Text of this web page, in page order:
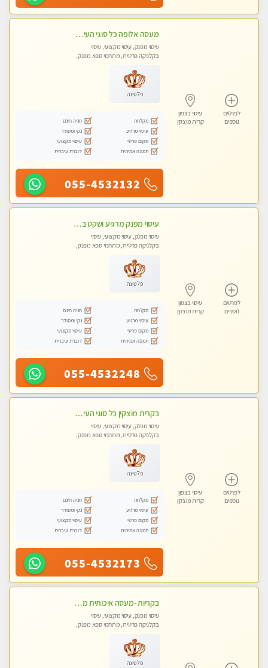
לפרטים
נוספים
עיסוי בצפון
קרית מוצקין
מעסה אלופה כל סוגי העיסויים מעסה מקצועית ואיכותית פרטי!!!
עיסוי מפנק, עיסוי מקצועי, עיסוי
בקלניקה פרטית, מתחמי ספא מפנק,
פלטינה
מקלחת
חניה חינם
עיסוי מרגיע
נקי ומסודר
מקום פרטי
עיסוי מקצועי
תמונה אמיתית
דוברת עיברית
055-4532132
לפרטים
נוספים
עיסוי בצפון
קרית מוצקין
עיסוי מפנק מרגיע ושקט במקום מדהים עיסוי מושקע מאוד -טל-04-8704141
עיסוי מפנק, עיסוי מקצועי, עיסוי
בקלניקה פרטית, מתחמי ספא מפנק,
פלטינה
מקלחת
חניה חינם
עיסוי מרגיע
נקי ומסודר
מקום פרטי
עיסוי מקצועי
תמונה אמיתית
דוברת עיברית
055-4532248
לפרטים
נוספים
עיסוי בצפון
קרית מוצקין
בקרית מוצקין כל סוגי העיסויים מעסה מקצועית ואיכותית פרטי!!!
עיסוי מפנק, עיסוי מקצועי, עיסוי
בקלניקה פרטית, מתחמי ספא מפנק,
פלטינה
מקלחת
חניה חינם
עיסוי מרגיע
נקי ומסודר
מקום פרטי
עיסוי מקצועי
תמונה אמיתית
דוברת עיברית
055-4532173
בקריות -מעסה איכותית מקצועית ומפנקת
עיסוי מפנק, עיסוי מקצועי, עיסוי
בקלניקה פרטית, מתחמי ספא מפנק,
פלטינה